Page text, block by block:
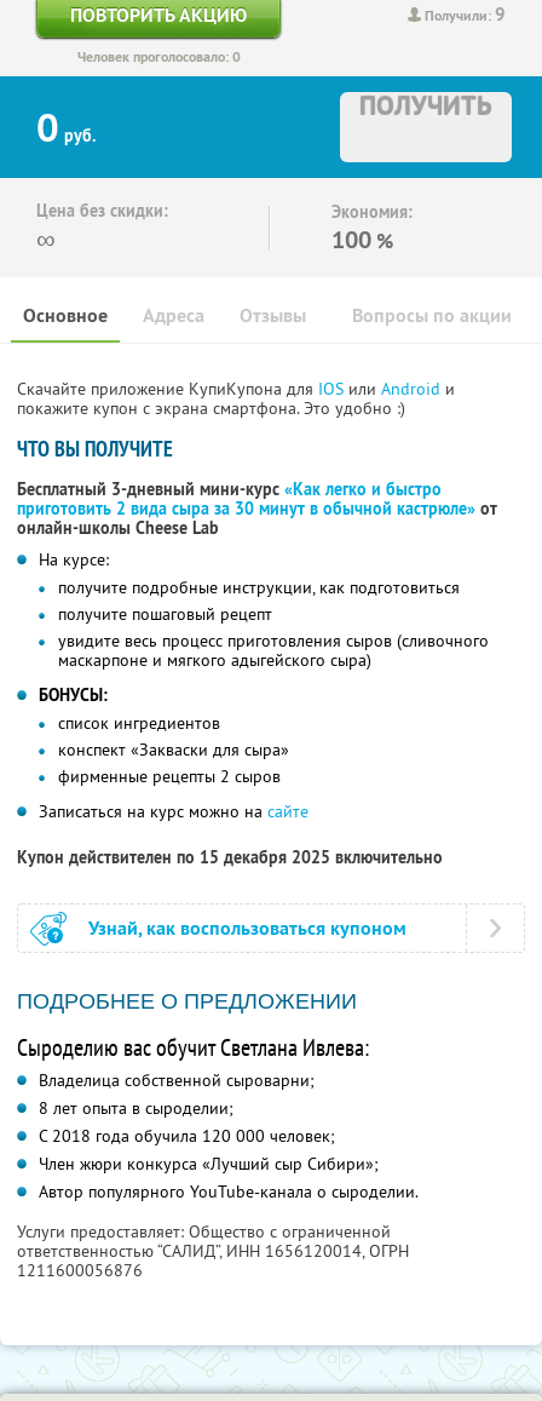
Получили:9
ПОВТОРИТЬ АКЦИЮ
Человек проголосовало: 0
0 руб.
ПОЛУЧИТЬ
Цена без скидки:
∞
Экономия:
100 %
Основное Отзывы Вопросы по акции
Адреса
Скачайте приложение КупиКупона для IOS или Android и
покажите купон с экрана смартфона. Это удобно :)
ЧТО ВЫ ПОЛУЧИТЕ
Бесплатный 3-дневный мини-курс «Как легко и быстро
приготовить 2 вида сыра за 30 минут в обычной кастрюле» от
онлайн-школы Cheese Lab
На курсе:
получите подробные инструкции, как подготовиться
получите пошаговый рецепт
увидите весь процесс приготовления сыров (сливочного
маскарпоне и мягкого адыгейского сыра)
БОНУСЫ:
список ингредиентов
конспект «Закваски для сыра»
фирменные рецепты 2 сыров
Записаться на курс можно на сайте
Купон действителен по 15 декабря 2025 включительно
Узнай, как воспользоваться купоном
ПОДРОБНЕЕ О ПРЕДЛОЖЕНИИ
Сыроделию вас обучит Светлана Ивлева:
Владелица собственной сыроварни;
8 лет опыта в сыроделии;
С 2018 года обучила 120 000 человек;
Член жюри конкурса «Лучший сыр Сибири»;
Автор популярного YouTube-канала о сыроделии.
Услуги предоставляет: Общество с ограниченной
ответственностью “САЛИД”, ИНН 1656120014, ОГРН
1211600056876